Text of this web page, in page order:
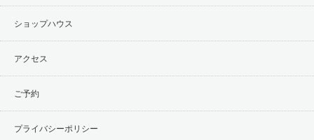
ショップハウス
アクセス
ご予約
プライバシーポリシー